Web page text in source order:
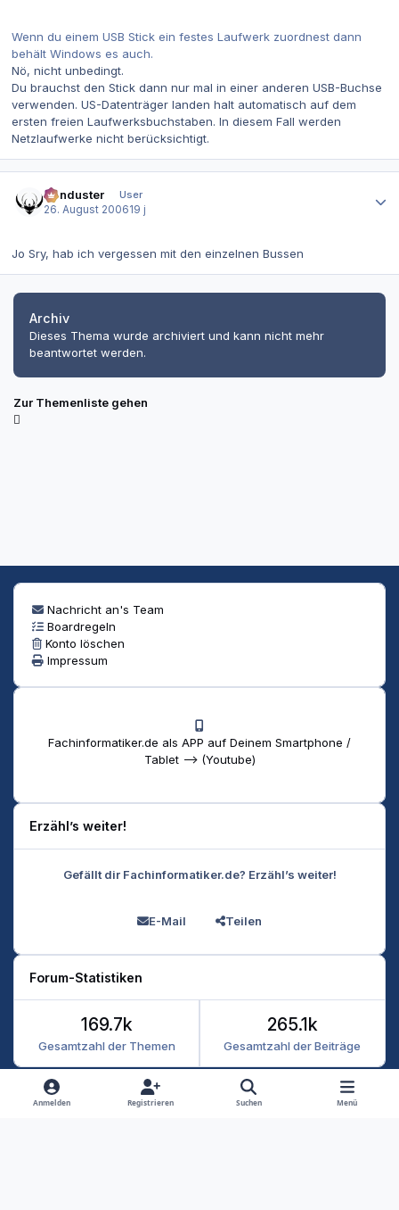
Wenn du einem USB Stick ein festes Laufwerk zuordnest dann
behält Windows es auch.
Nö, nicht unbedingt.
Du brauchst den Stick dann nur mal in einer anderen USB-Buchse
verwenden. US-Datenträger landen halt automatisch auf dem
ersten freien Laufwerksbuchstaben. In diesem Fall werden
Netzlaufwerke nicht berücksichtigt.
Hunduster
User
26. August 200619 j
Jo Sry, hab ich vergessen mit den einzelnen Bussen
Archiv
Dieses Thema wurde archiviert und kann nicht mehr
beantwortet werden.
Zur Themenliste gehen
Nachricht an's Team
Boardregeln
Konto löschen
Impressum
Fachinformatiker.de als APP auf Deinem Smartphone /
Tablet --> (Youtube)
Erzähl’s weiter!
Gefällt dir Fachinformatiker.de? Erzähl’s weiter!
E-Mail Teilen
Forum-Statistiken
Gesamtzahl der Themen
169.7k
Gesamtzahl der Beiträge
265.1k
Heller Modus
Dunkler Modus
Systemeinstellung
Anmelden Registrieren Suchen Menü